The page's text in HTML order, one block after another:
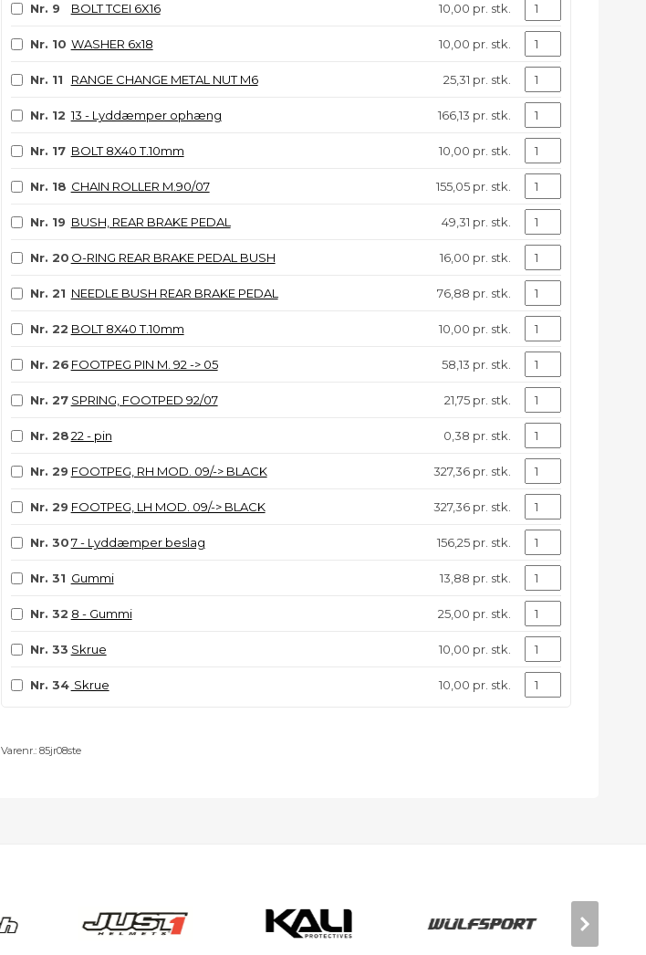
Nr. 9 BOLT TCEI 6X16 10,00 pr. stk.
Nr. 10 WASHER 6x18 10,00 pr. stk.
Nr. 11 RANGE CHANGE METAL NUT M6 25,31 pr. stk.
Nr. 12 13 - Lyddæmper ophæng 166,13 pr. stk.
Nr. 17 BOLT 8X40 T.10mm 10,00 pr. stk.
Nr. 18 CHAIN ROLLER M.90/07 155,05 pr. stk.
Nr. 19 BUSH, REAR BRAKE PEDAL 49,31 pr. stk.
Nr. 20 O-RING REAR BRAKE PEDAL BUSH 16,00 pr. stk.
Nr. 21 NEEDLE BUSH REAR BRAKE PEDAL 76,88 pr. stk.
Nr. 22 BOLT 8X40 T.10mm 10,00 pr. stk.
Nr. 26 FOOTPEG PIN M. 92 -> 05 58,13 pr. stk.
Nr. 27 SPRING, FOOTPED 92/07 21,75 pr. stk.
Nr. 2822 - pin 0,38 pr. stk.
Nr. 29 FOOTPEG, RH MOD. 09/-> BLACK 327,36 pr. stk.
Nr. 29 FOOTPEG, LH MOD. 09/-> BLACK 327,36 pr. stk.
Nr. 307 - Lyddæmper beslag 156,25 pr. stk.
Nr. 31 Gummi 13,88 pr. stk.
Nr. 32 8 - Gummi 25,00 pr. stk.
Nr. 33 Skrue 10,00 pr. stk.
Nr. 34 Skrue 10,00 pr. stk.
Varenr.: 85jr08ste